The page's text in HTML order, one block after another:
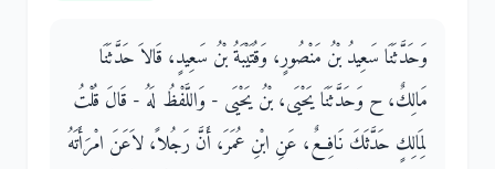
وَحَدَّثَنَا سَعِيدُ بْنُ مَنْصُورٍ، وَقُتَيْبَةُ بْنُ سَعِيدٍ، قَالاَ حَدَّثَنَا
مَالِكٌ، ح وَحَدَّثَنَا يَحْيَى، بْنُ يَحْيَى - وَاللَّفْظُ لَهُ - قَالَ قُلْتُ
لِمَالِكٍ حَدَّثَكَ نَافِعٌ، عَنِ ابْنِ عُمَرَ، أَنَّ رَجُلاً، لاَعَنَ امْرَأَتَهُ